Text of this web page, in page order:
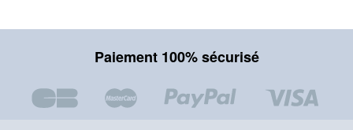
Paiement 100% sécurisé